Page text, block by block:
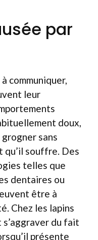
par
communiquer,
leur
doux,
sans
qu’il souffre. Des
telles que
dentaires ou
être à
Chez les lapins
du fait
présente